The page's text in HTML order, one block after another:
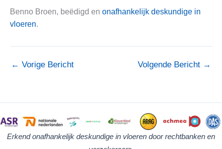
Benno Broen, beëdigd en onafhankelijk deskundige in
vloeren.
← Vorige Bericht Volgende Bericht →
Erkend onafhankelijk deskundige in vloeren door rechtbanken en